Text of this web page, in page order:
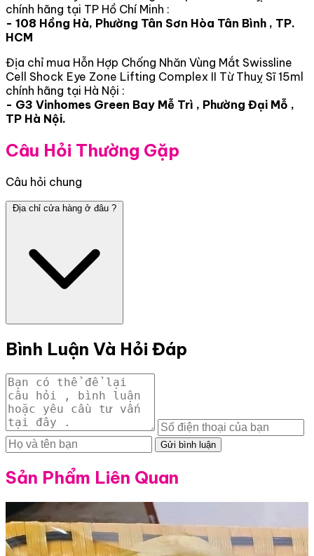
chính hãng tại TP Hồ Chí Minh :
- 108 Hồng Hà, Phường Tân Sơn Hòa Tân Bình , TP.
HCM
Địa chỉ mua Hỗn Hợp Chống Nhăn Vùng Mắt Swissline
Cell Shock Eye Zone Lifting Complex II Từ Thuỵ Sĩ 15ml
chính hãng tại Hà Nội :
- G3 Vinhomes Green Bay Mễ Trì , Phường Đại Mỗ ,
TP Hà Nội.
Câu Hỏi Thường Gặp
Câu hỏi chung
Địa chỉ cửa hàng ở đâu ?
Bình Luận Và Hỏi Đáp
Gửi bình luận
Sản Phẩm Liên Quan